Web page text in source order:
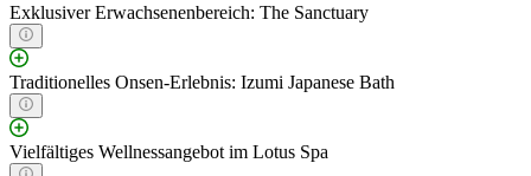
Exklusiver Erwachsenenbereich: The Sanctuary
Traditionelles Onsen-Erlebnis: Izumi Japanese Bath
Vielfältiges Wellnessangebot im Lotus Spa